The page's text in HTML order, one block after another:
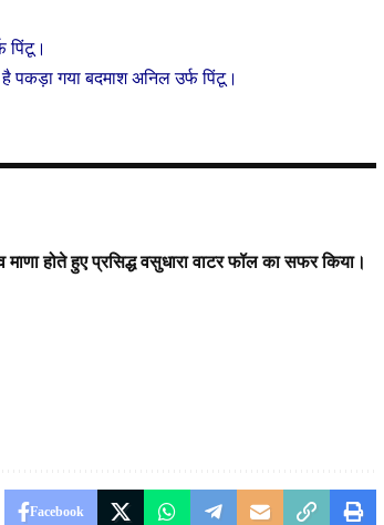
पिंटू।
पकड़ा गया बदमाश अनिल उर्फ पिंटू।
होते हुए प्रसिद्ध वसुधारा वाटर फॉल का सफर किया।
Facebook